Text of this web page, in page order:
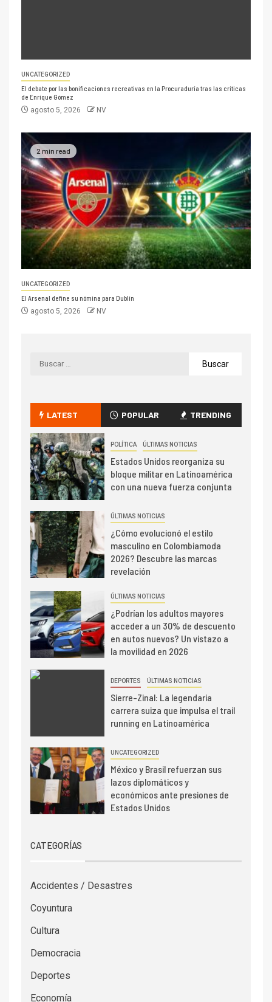
UNCATEGORIZED
El debate por las bonificaciones recreativas en la Procuraduría tras las críticas
de Enrique Gómez
agosto 5, 2026 NV
2 min read
UNCATEGORIZED
El Arsenal define su nómina para Dublín
agosto 5, 2026 NV
LATEST POPULAR TRENDING
POLÍTICA ÚLTIMAS NOTICIAS
Estados Unidos reorganiza su
bloque militar en Latinoamérica
con una nueva fuerza conjunta
ÚLTIMAS NOTICIAS
¿Cómo evolucionó el estilo
masculino en Colombiamoda
2026? Descubre las marcas
revelación
ÚLTIMAS NOTICIAS
¿Podrían los adultos mayores
acceder a un 30% de descuento
en autos nuevos? Un vistazo a
la movilidad en 2026
DEPORTES ÚLTIMAS NOTICIAS
Sierre-Zinal: La legendaria
carrera suiza que impulsa el trail
running en Latinoamérica
UNCATEGORIZED
México y Brasil refuerzan sus
lazos diplomáticos y
económicos ante presiones de
Estados Unidos
CATEGORÍAS
Accidentes / Desastres
Coyuntura
Cultura
Democracia
Deportes
Economía